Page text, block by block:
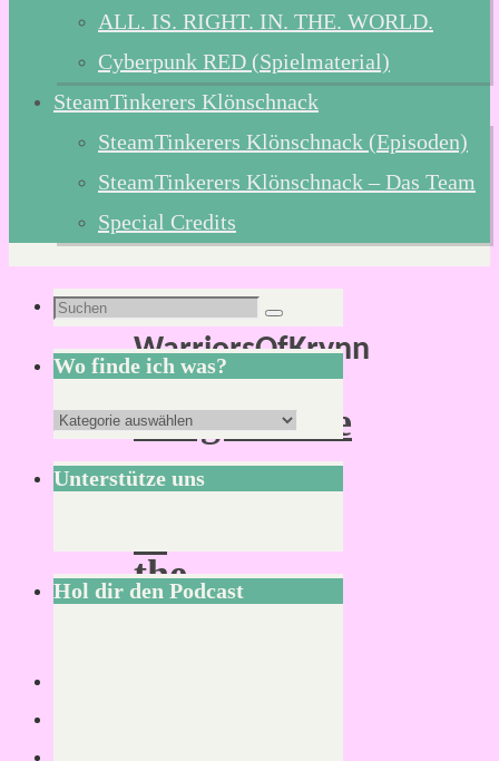
ALL. IS. RIGHT. IN. THE. WORLD.
Cyberpunk RED (Spielmaterial)
SteamTinkerers Klönschnack
SteamTinkerers Klönschnack (Episoden)
SteamTinkerers Klönschnack – Das Team
Special Credits
Schlagwort:
WarriorsOfKrynn
Dragonlance
–
Shadow
the
Dragon
Suchen
nach:
Suchen
Wo finde ich was?
Wo
finde
ich
Unterstütze uns
Hol dir den Podcast